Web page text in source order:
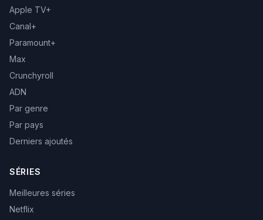
Apple TV+
Canal+
Paramount+
Max
Crunchyroll
ADN
Par genre
Par pays
Derniers ajoutés
SÉRIES
Meilleures séries
Netflix